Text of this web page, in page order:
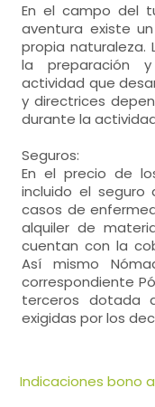
En el campo del
aventura existe
propia naturaleza.
la preparación
actividad que
y directrices
durante la
Seguros:
En el precio de
incluido el seguro
casos de
alquiler de
cuentan con la
Así mismo
correspondiente
terceros dotada
exigidas por los
Indicaciones bono